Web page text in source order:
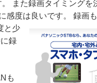
また録画タイミングを
感度は良いです。 録画も
と少
録
も